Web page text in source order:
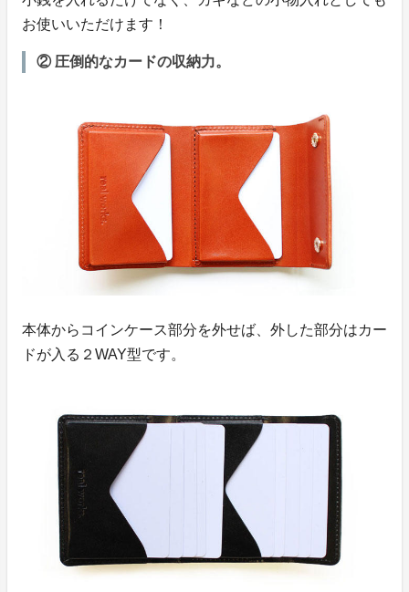
お使いいただけます！
② 圧倒的なカードの収納力。
本体からコインケース部分を外せば、外した部分はカー
ドが入る２WAY型です。